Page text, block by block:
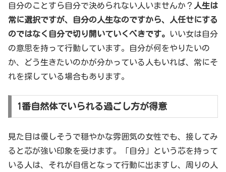
自分のことすら自分で決められない人いませんか？ 人生は
常に選択ですが、自分の人生なのですから、人任せにする
のではなく自分で切り開いていくべきです。
いい女は自分
の意思を持って行動しています。自分が何をやりたいの
か、どう生きたいのかが分かっている人もいれば、常にそ
れを探している場合もあります。
1番自然体でいられる過ごし方が得意
見た目は優しそうで穏やかな雰囲気の女性でも、接してみ
ると芯が強い印象を受けます。「自分」という芯を持って
いる人は、それが自信となって行動に出ますし、周りの人